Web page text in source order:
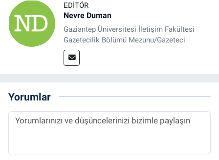
EDITÖR
Nevre Duman
Gaziantep Üniversitesi İletişim Fakültesi
Gazetecilik Bölümü Mezunu/Gazeteci
Yorumlar